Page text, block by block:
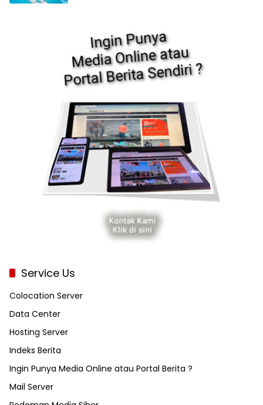
Service Us
Colocation Server
Data Center
Hosting Server
Indeks Berita
Ingin Punya Media Online atau Portal Berita ?
Mail Server